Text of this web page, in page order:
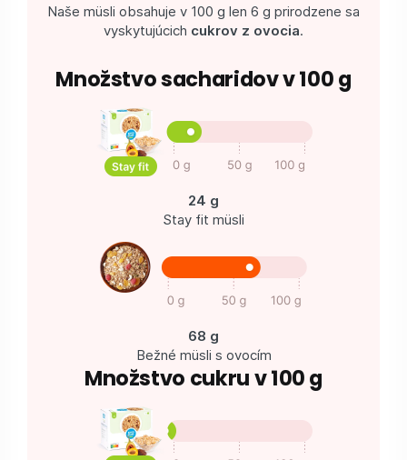
Naše müsli obsahuje v 100 g len 6 g prirodzene sa
vyskytujúcich cukrov z ovocia.
Množstvo sacharidov v 100 g
24 g
Stay fit müsli
68 g
Bežné müsli s ovocím
Množstvo cukru v 100 g